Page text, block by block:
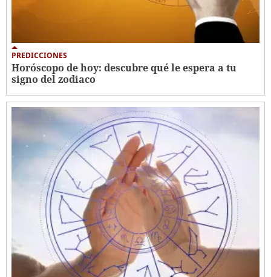
PREDICCIONES
Horóscopo de hoy: descubre qué le espera a tu
signo del zodiaco